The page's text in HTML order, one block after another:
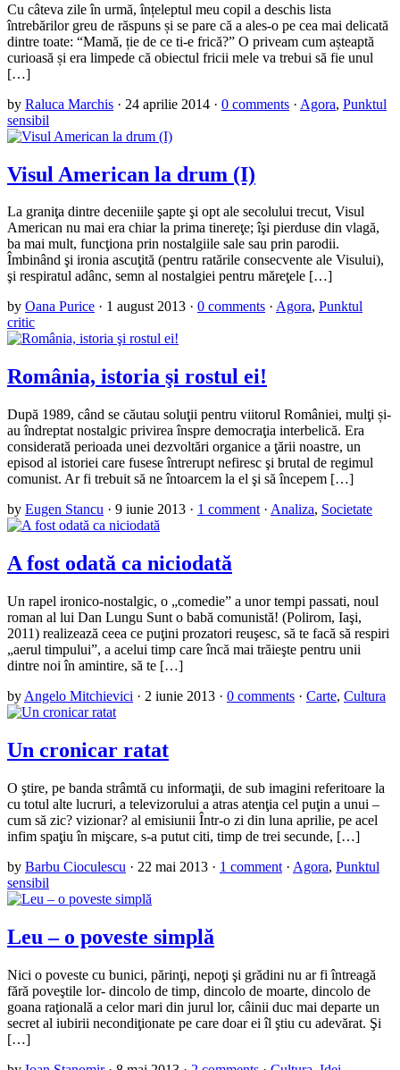
Cu câteva zile în urmă, înțeleptul meu copil a deschis lista
întrebărilor greu de răspuns și se pare că a ales-o pe cea mai delicată
dintre toate: “Mamă, ție de ce ti-e frică?” O priveam cum așteaptă
curioasă și era limpede că obiectul fricii mele va trebui să fie unul
[…]
by Raluca Marchis · 24 aprilie 2014 · 0 comments · Agora, Punktul
sensibil
Visul American la drum (I)
La graniţa dintre deceniile şapte şi opt ale secolului trecut, Visul
American nu mai era chiar la prima tinereţe; îşi pierduse din vlagă,
ba mai mult, funcţiona prin nostalgiile sale sau prin parodii.
Îmbinând şi ironia ascuţită (pentru ratările consecvente ale Visului),
şi respiratul adânc, semn al nostalgiei pentru măreţele […]
by Oana Purice · 1 august 2013 · 0 comments · Agora, Punktul
critic
România, istoria şi rostul ei!
După 1989, când se căutau soluţii pentru viitorul României, mulţi și-
au îndreptat nostalgic privirea înspre democraţia interbelică. Era
considerată perioada unei dezvoltări organice a ţării noastre, un
episod al istoriei care fusese întrerupt nefiresc şi brutal de regimul
comunist. Ar fi trebuit să ne întoarcem la el şi să începem […]
by Eugen Stancu · 9 iunie 2013 · 1 comment · Analiza, Societate
A fost odată ca niciodată
Un rapel ironico-nostalgic, o „comedie” a unor tempi passati, noul
roman al lui Dan Lungu Sunt o babă comunistă! (Polirom, Iaşi,
2011) realizează ceea ce puţini prozatori reuşesc, să te facă să respiri
„aerul timpului”, a acelui timp care încă mai trăieşte pentru unii
dintre noi în amintire, să te […]
by Angelo Mitchievici · 2 iunie 2013 · 0 comments · Carte, Cultura
Un cronicar ratat
O ştire, pe banda strâmtă cu informaţii, de sub imagini referitoare la
cu totul alte lucruri, a televizorului a atras atenţia cel puţin a unui –
cum să zic? vizionar? al emisiunii Într-o zi din luna aprilie, pe acel
infim spaţiu în mişcare, s-a putut citi, timp de trei secunde, […]
by Barbu Cioculescu · 22 mai 2013 · 1 comment · Agora, Punktul
sensibil
Leu – o poveste simplă
Nici o poveste cu bunici, părinţi, nepoţi şi grădini nu ar fi întreagă
fără poveştile lor- dincolo de timp, dincolo de moarte, dincolo de
goana raţională a celor mari din jurul lor, câinii duc mai departe un
secret al iubirii necondiţionate pe care doar ei îl ştiu cu adevărat. Şi
[…]